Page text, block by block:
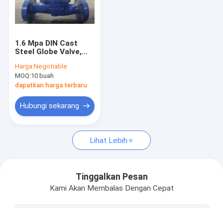
1.6 Mpa DIN Cast
Steel Globe Valve,
Keperakan Sealed
Globe Valve
Harga:Negotiable
MOQ:10 buah
dapatkan harga terbaru
Hubungi sekarang
Lihat Lebih
Tinggalkan Pesan
Kami Akan Membalas Dengan Cepat